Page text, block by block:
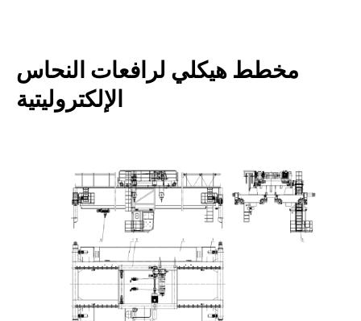
مخطط هيكلي لرافعات النحاس
الإلكتروليتية